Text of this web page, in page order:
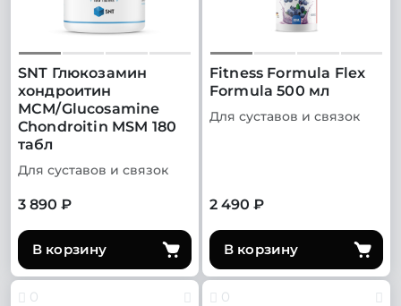
SNT Глюкозамин
хондроитин
МСМ/Glucosamine
Chondroitin MSM 180
табл
Для суставов и связок
3 890 ₽
В корзину
Fitness Formula Flex
Formula 500 мл
Для суставов и связок
2 490 ₽
В корзину
0 0